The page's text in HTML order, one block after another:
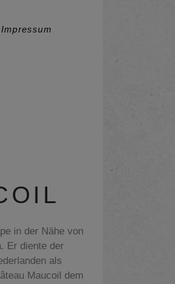
Impressum
in der Nähe von
Er diente der
als
Maucoil dem